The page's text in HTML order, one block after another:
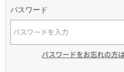
パスワード
パスワードをお忘れの方